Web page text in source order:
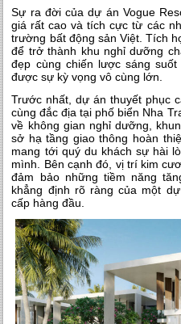
Sự ra đời của dự án Vogue
giá rất cao và tích cực từ các
trường bất động sản Việt. Tích
để trở thành khu nghỉ dưỡng
đẹp cùng chiến lược sáng
được sự kỳ vọng vô cùng lớn.
Trước nhất, dự án thuyết phục
cùng đắc địa tại phố biển Nha
về không gian nghỉ dưỡng,
sở hạ tầng giao thông hoàn
mang tới quý du khách sự hài
mình. Bên cạnh đó, vị trí kim
đảm bảo những tiềm năng
khẳng định rõ ràng của một
cấp hàng đầu.